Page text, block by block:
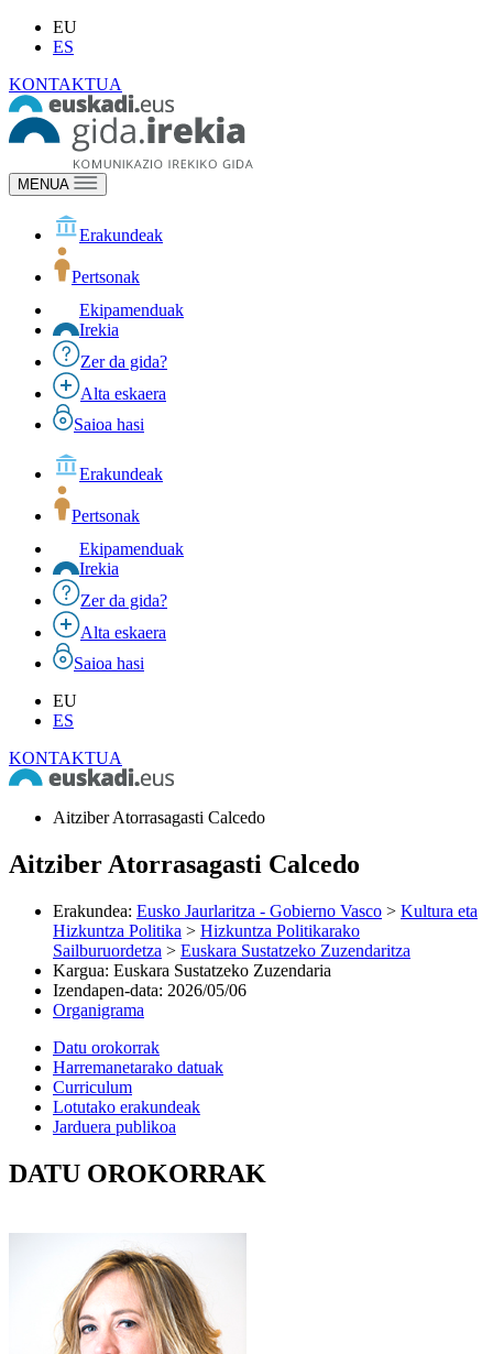
EU
ES
KONTAKTUA
MENUA
Erakundeak
Pertsonak
Ekipamenduak
Irekia
Zer da gida?
Alta eskaera
Saioa hasi
Erakundeak
Pertsonak
Ekipamenduak
Irekia
Zer da gida?
Alta eskaera
Saioa hasi
EU
ES
KONTAKTUA
Aitziber Atorrasagasti Calcedo
Aitziber Atorrasagasti Calcedo
Erakundea: Eusko Jaurlaritza - Gobierno Vasco > Kultura eta
Hizkuntza Politika > Hizkuntza Politikarako
Sailburuordetza > Euskara Sustatzeko Zuzendaritza
Kargua: Euskara Sustatzeko Zuzendaria
Izendapen-data: 2026/05/06
Organigrama
Datu orokorrak
Harremanetarako datuak
Curriculum
Lotutako erakundeak
Jarduera publikoa
DATU OROKORRAK